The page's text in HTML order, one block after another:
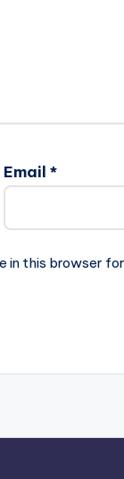
Email *
in this browser